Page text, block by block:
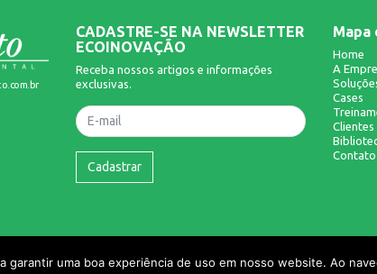
CADASTRE-SE NA NEWSLETTER
ECOINOVAÇÃO
Receba nossos artigos e informações
exclusivas.
Nome
Cadastrar
Mapa
Home
A
Cases
Clientes
Contato
garantir uma boa experiência de uso em nosso website. Ao